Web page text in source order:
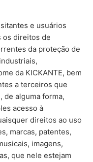
e usuários
os direitos de
da proteção de
da KICKANTE, bem
a terceiros que
de alguma forma,
acesso à
direitos ao uso
marcas, patentes,
imagens,
que nele estejam